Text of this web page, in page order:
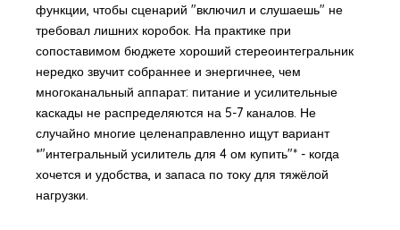
функции, чтобы сценарий "включил и слушаешь" не
требовал лишних коробок. На практике при
сопоставимом бюджете хороший стереоинтегральник
нередко звучит собраннее и энергичнее, чем
многоканальный аппарат: питание и усилительные
каскады не распределяются на 5-7 каналов. Не
случайно многие целенаправленно ищут вариант
*"интегральный усилитель для 4 ом купить"* - когда
хочется и удобства, и запаса по току для тяжёлой
нагрузки.